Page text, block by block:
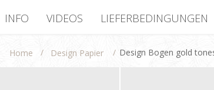
INFO VIDEOS LIEFERBEDINGUNGEN
Home / Design Papier / Design Bogen gold